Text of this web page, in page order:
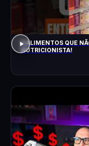
5 ALIMENTOS QUE
NUTRICIONISTA!